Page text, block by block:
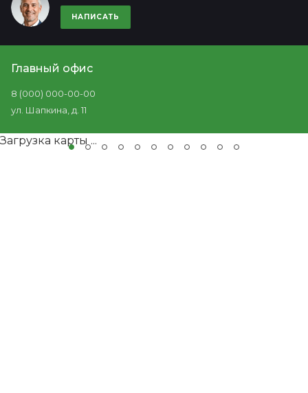
НАПИСАТЬ
Главный офис
8 (000) 000-00-00
ул. Шапкина, д. 11
Загрузка карты ...